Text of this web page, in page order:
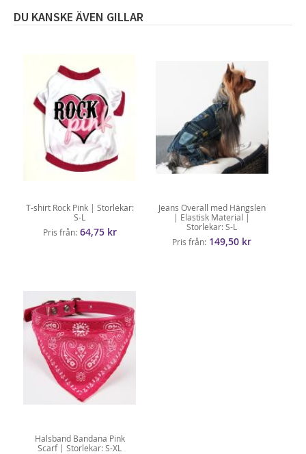
DU KANSKE ÄVEN GILLAR
T-shirt Rock Pink | Storlekar:
S-L
Pris från 64,75 kr
Jeans Overall med Hängslen
| Elastisk Material |
Storlekar: S-L
Pris från 149,50 kr
Halsband Bandana Pink
Scarf | Storlekar: S-XL